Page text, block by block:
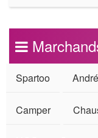
Spartoo André
Camper